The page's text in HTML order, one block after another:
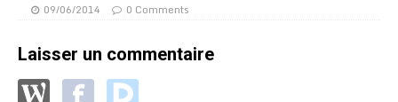
09/06/2014 0 Comments
Laisser un commentaire